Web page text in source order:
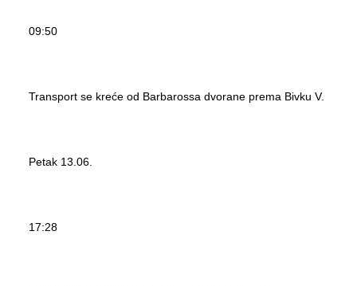
09:50
Transport se kreće od Barbarossa dvorane prema Bivku V.
Petak 13.06.
17:28